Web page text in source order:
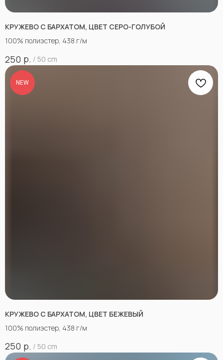
КРУЖЕВО С БАРХАТОМ, ЦВЕТ СЕРО-ГОЛУБОЙ
100% полиэстер, 438 г/м
250 р. / 50 cm
NEW
КРУЖЕВО С БАРХАТОМ, ЦВЕТ БЕЖЕВЫЙ
100% полиэстер, 438 г/м
250 р. / 50 cm